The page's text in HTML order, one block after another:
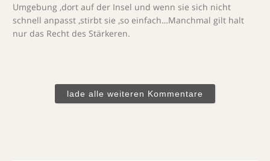
Umgebung ,dort auf der Insel und wenn sie sich nicht
schnell anpasst ,stirbt sie ,so einfach…Manchmal gilt halt
nur das Recht des Stärkeren.
lade alle weiteren Kommentare